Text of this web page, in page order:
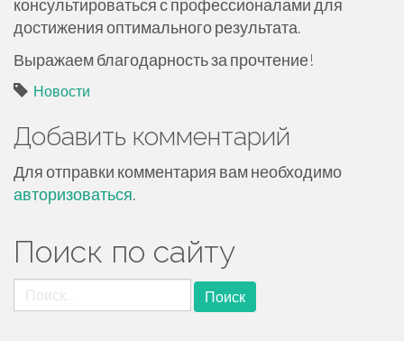
консультироваться с профессионалами для
достижения оптимального результата.
Выражаем благодарность за прочтение!
Новости
Добавить комментарий
Для отправки комментария вам необходимо
авторизоваться.
Поиск по сайту
Найти: